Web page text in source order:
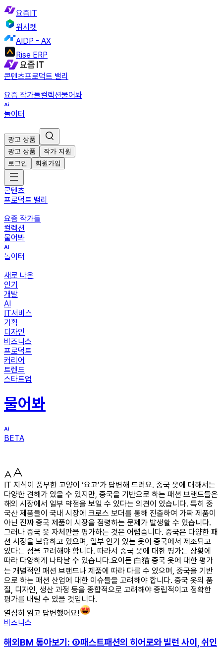
요즘IT
위시켓
AIDP - AX
Rise ERP
콘텐츠프로덕트 밸리
요즘 작가들컬렉션물어봐
놀이터
광고 상품
광고 상품
작가 지원
로그인
회원가입
콘텐츠
프로덕트 밸리
요즘 작가들
컬렉션
물어봐
놀이터
새로 나온
인기
개발
AI
IT서비스
기획
디자인
비즈니스
프로덕트
커리어
트렌드
스타트업
물어봐
BETA
IT 지식이 풍부한 고양이 ‘요고’가 답변해 드려요. 중국 옷에 대해서는
다양한 견해가 있을 수 있지만, 중국을 기반으로 하는 패션 브랜드들은
해외 시장에서 일부 약점을 보일 수 있다는 의견이 있습니다. 특히 중
국산 제품들이 국내 시장에 크로스 보더를 통해 진출하여 가짜 제품이
아닌 진짜 중국 제품이 시장을 점령하는 문제가 발생할 수 있습니다.
그러나 중국 옷 자체만을 평가하는 것은 어렵습니다. 중국은 다양한 패
션 시장을 보유하고 있으며, 일부 인기 있는 옷이 중국에서 제조되고
있다는 점을 고려해야 합니다. 따라서 중국 옷에 대한 평가는 상황에
따라 다양하게 나타날 수 있습니다.요이든 白猫 중국 옷에 대한 평가
는 개별적인 패션 브랜드나 제품에 따라 다를 수 있으며, 중국을 기반
으로 하는 패션 산업에 대한 이슈들을 고려해야 합니다. 중국 옷의 품
질, 디자인, 생산 과정 등을 종합적으로 고려해야 중립적이고 정확한
평가를 내릴 수 있을 것입니다.
열심히 읽고 답변했어요!
비즈니스
해외BM 톺아보기: ③패스트패션의 히어로와 빌런 사이, 쉬인